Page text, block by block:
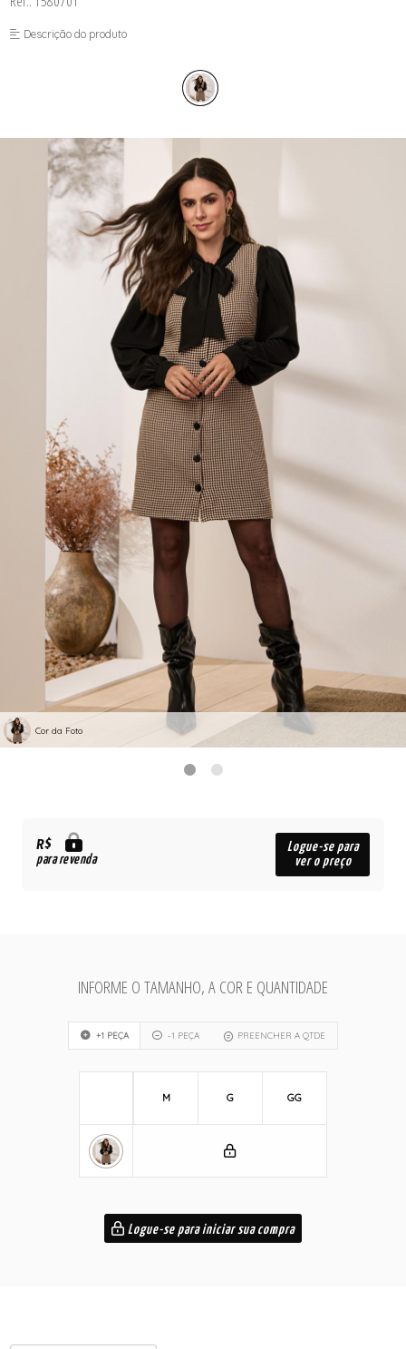
LONGO-AGOSTO I-
MACAC-AGOSTO I-
Descrição do produto
Cor da Foto
R$
para revenda
Logue-se para
ver o preço
INFORME O TAMANHO, A COR E QUANTIDADE
+1 PEÇA -1 PEÇA PREENCHER A QTDE
M G GG
Logue-se para iniciar sua compra